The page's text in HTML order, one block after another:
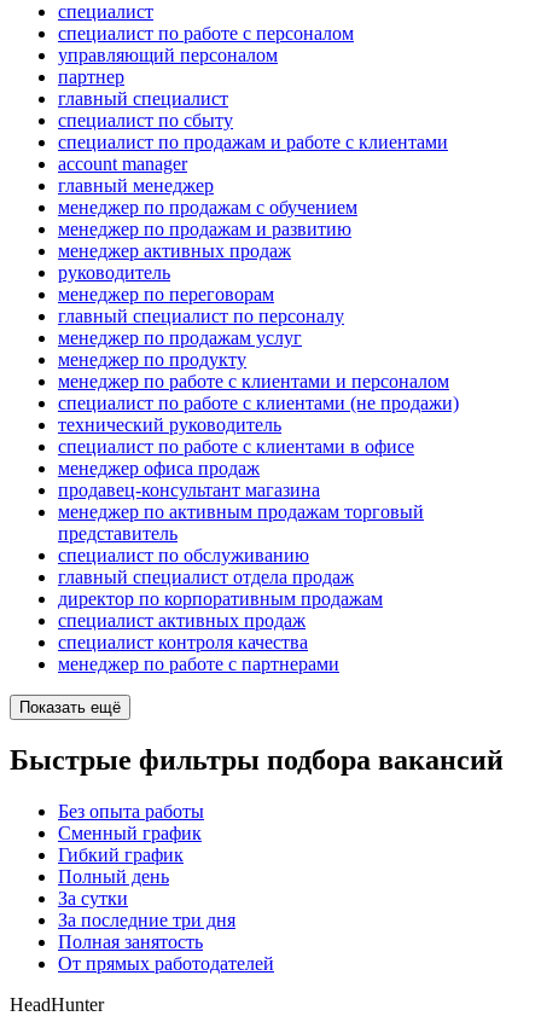
специалист
специалист по работе с персоналом
управляющий персоналом
партнер
главный специалист
специалист по сбыту
специалист по продажам и работе с клиентами
account manager
главный менеджер
менеджер по продажам с обучением
менеджер по продажам и развитию
менеджер активных продаж
руководитель
менеджер по переговорам
главный специалист по персоналу
менеджер по продажам услуг
менеджер по продукту
менеджер по работе с клиентами и персоналом
специалист по работе с клиентами (не продажи)
технический руководитель
специалист по работе с клиентами в офисе
менеджер офиса продаж
продавец-консультант магазина
менеджер по активным продажам торговый
представитель
специалист по обслуживанию
главный специалист отдела продаж
директор по корпоративным продажам
специалист активных продаж
специалист контроля качества
менеджер по работе с партнерами
Показать ещё
Быстрые фильтры подбора вакансий
Без опыта работы
Сменный график
Гибкий график
Полный день
За сутки
За последние три дня
Полная занятость
От прямых работодателей
HeadHunter